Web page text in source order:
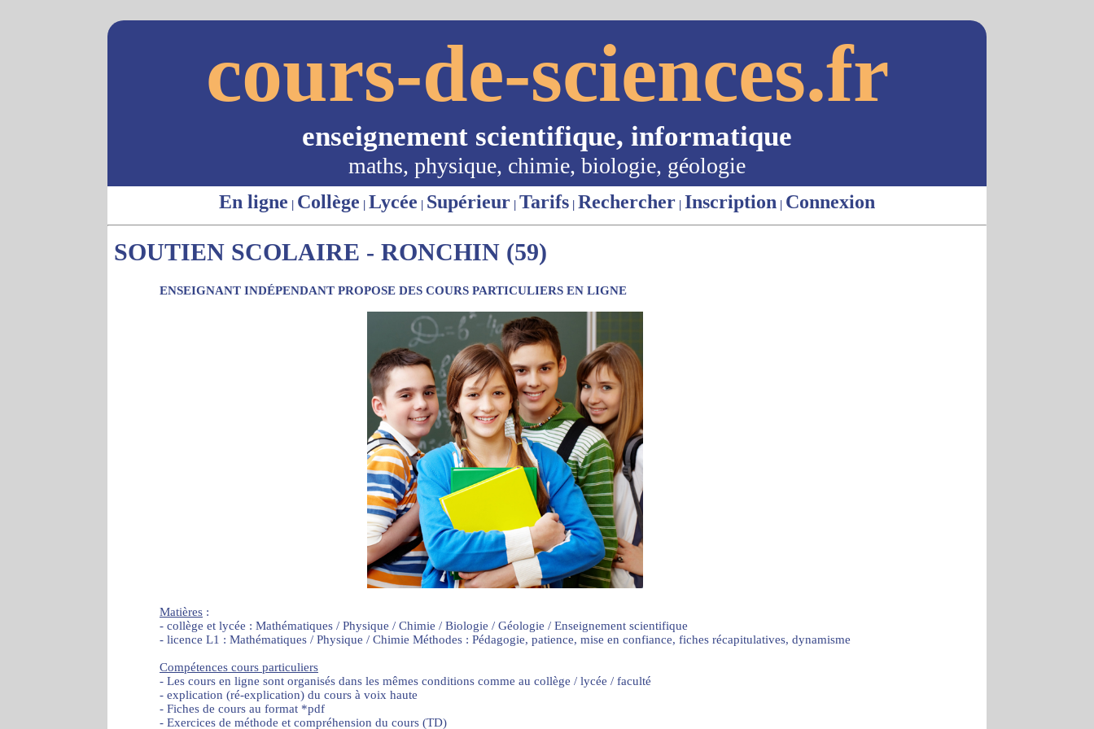
cours-de-sciences.fr
enseignement scientifique, informatique
maths, physique, chimie, biologie, géologie
En ligne | Collège | Lycée | Supérieur | Tarifs | Rechercher | Inscription | Connexion
SOUTIEN SCOLAIRE - RONCHIN (59)
ENSEIGNANT INDÉPENDANT PROPOSE DES COURS PARTICULIERS EN LIGNE
Matières :
- collège et lycée : Mathématiques / Physique / Chimie / Biologie / Géologie / Enseignement scientifique
- licence L1 : Mathématiques / Physique / Chimie Méthodes : Pédagogie, patience, mise en confiance, fiches récapitulatives, dynamisme
Compétences cours particuliers
- Les cours en ligne sont organisés dans les mêmes conditions comme au collège / lycée / faculté
- explication (ré-explication) du cours à voix haute
- Fiches de cours au format *pdf
- Exercices de méthode et compréhension du cours (TD)